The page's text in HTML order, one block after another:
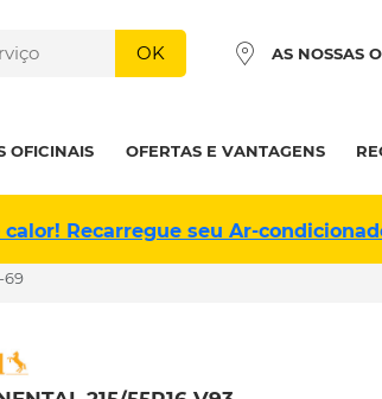
OK AS NOSSAS
OFICINAIS OFERTAS E VANTAGENS
Recarregue seu Ar-
69